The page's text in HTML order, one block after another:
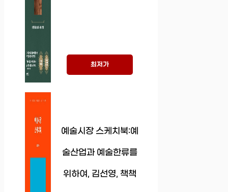
최저가
예술시장 스케치북:예
술산업과 예술한류를
위하여, 김선영, 책책